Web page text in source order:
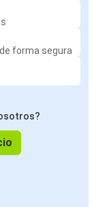
forma segura